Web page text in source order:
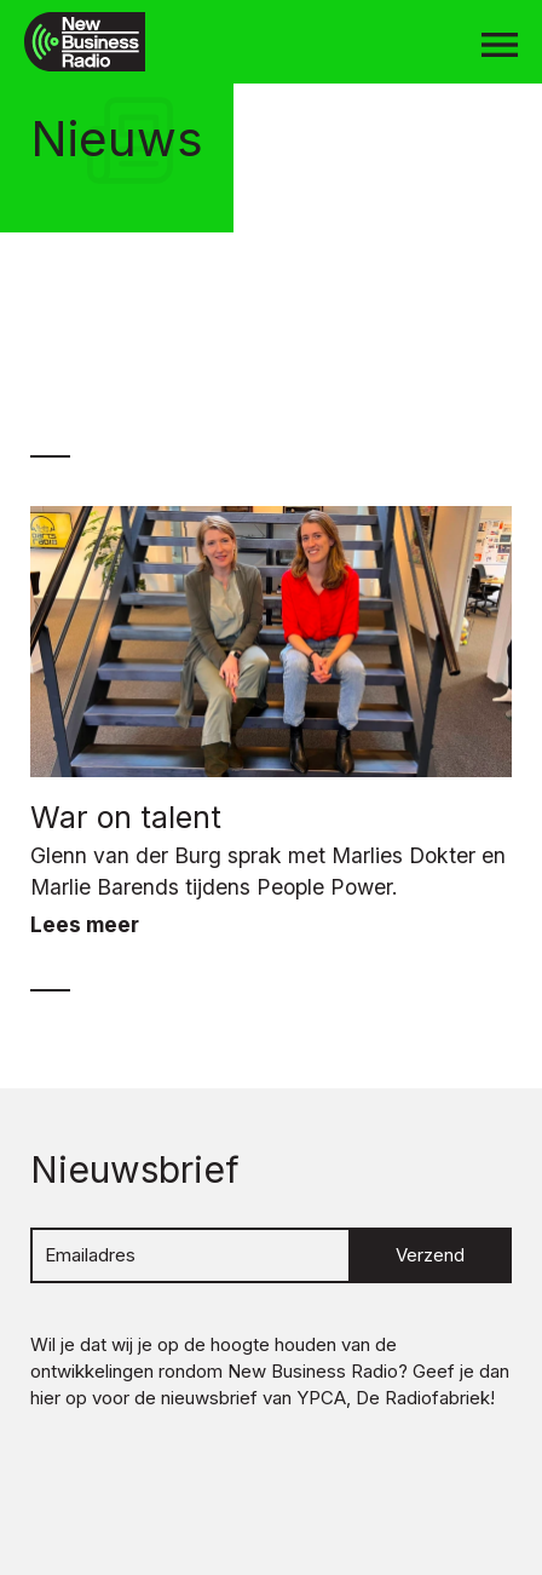
Nieuws
War on talent
Glenn van der Burg sprak met Marlies Dokter en
Marlie Barends tijdens People Power.
Lees meer
Nieuwsbrief
Verzend
Wil je dat wij je op de hoogte houden van de
ontwikkelingen rondom New Business Radio? Geef je dan
hier op voor de nieuwsbrief van YPCA, De Radiofabriek!